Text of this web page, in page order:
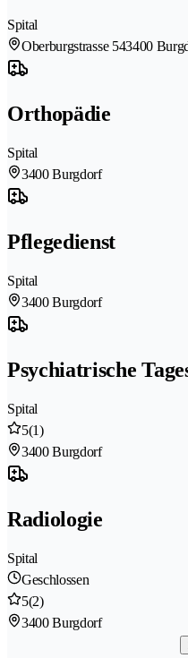
Spital
Oberburgstrasse 543400
Orthopädie
Spital
3400 Burgdorf
Pflegedienst
Spital
3400 Burgdorf
Psychiatrische
Spital
5(1)
3400 Burgdorf
Radiologie
Spital
Geschlossen
5(2)
3400 Burgdorf